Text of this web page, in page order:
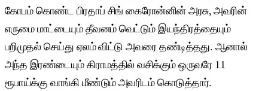
கோபம் கொண்ட பிரதாப் சிங் கைரோன்னின் அரசு, அவரின்
எருமை மாட்டையும் தீவனம் வெட்டும் இயந்திரத்தையும்
பறிமுதல் செய்து ஏலம் விட்டு அவரை தண்டித்தது. ஆனால்
அந்த இரண்டையும் கிராமத்தில் வசிக்கும் ஒருவரே 11
ரூபாய்க்கு வாங்கி மீண்டும் அவரிடம் கொடுத்தார்.